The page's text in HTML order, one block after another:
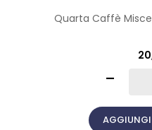
Quarta Caffè
-
AGGIUNGI